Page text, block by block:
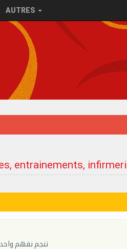
AUTRES
entrainements,
ننجم نفهم